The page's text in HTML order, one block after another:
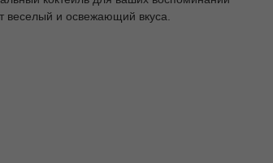
веселый и освежающий вкуса.